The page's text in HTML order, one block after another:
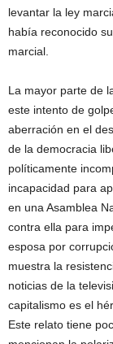
levantar la ley
había reconocido
marcial.
La mayor parte de
este intento de
aberración en el
de la democracia
políticamente
incapacidad para
en una Asamblea
contra ella para
esposa por
muestra la
noticias de la
capitalismo es el
Este relato tiene